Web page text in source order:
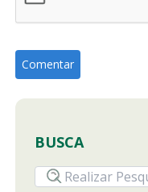
BUSCA